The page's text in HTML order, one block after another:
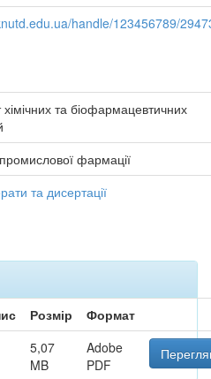
handle/123456789/
хімічних та біофармацевтичних
фармації
та дисертації
Розмір
Формат
5,07
MB
Adobe
PDF